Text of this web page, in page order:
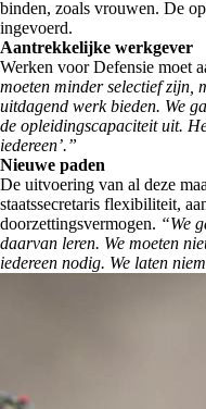
binden, zoals vrouwen. De
ingevoerd.
Aantrekkelijke werkgever
Werken voor Defensie moet
moeten minder selectief zijn,
uitdagend werk bieden. We
de opleidingscapaciteit uit.
iedereen’.”
Nieuwe paden
De uitvoering van al deze
staatssecretaris flexibiliteit,
doorzettingsvermogen. “We
daarvan leren. We moeten
iedereen nodig. We laten